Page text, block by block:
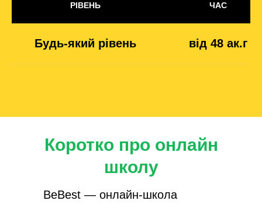
РІВЕНЬ ЧАС
Будь-який рівень від 48 ак.г
Коротко про онлайн
школу
BeBest — онлайн-школа